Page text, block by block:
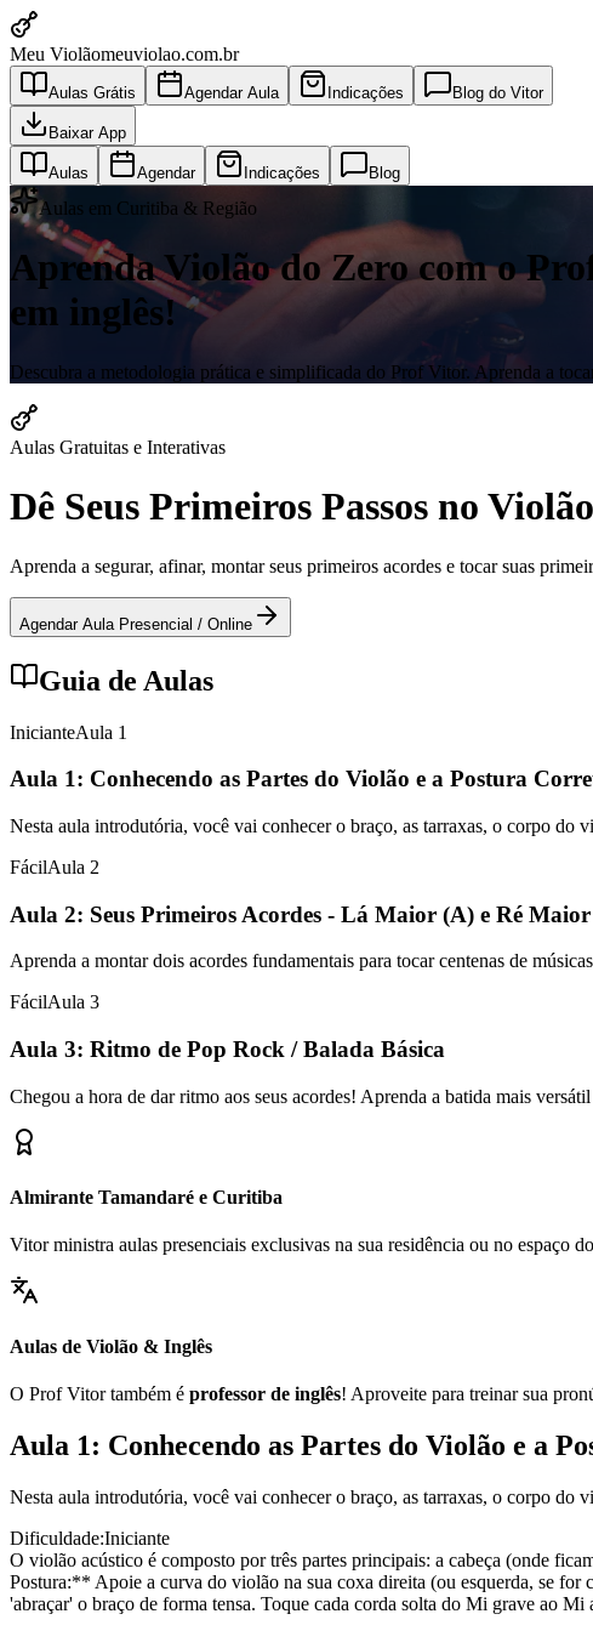
Meu Violãomeuviolao.com.br
Aulas Grátis Agendar Aula Indicações Blog do Vitor
Baixar App
Aulas Agendar Indicações Blog
Aulas em Curitiba & Região
Aprenda Violão do Zero com o
em inglês!
Descubra a metodologia prática e simplificada do Prof Vitor. Aprenda a
Aulas Gratuitas e Interativas
Dê Seus Primeiros Passos no
Aprenda a segurar, afinar, montar seus primeiros acordes e tocar suas
Agendar Aula Presencial / Online
Guia de Aulas
InicianteAula 1
Aula 1: Conhecendo as Partes do Violão e a Postura
Nesta aula introdutória, você vai conhecer o braço, as tarraxas, o corpo do
FácilAula 2
Aula 2: Seus Primeiros Acordes - Lá Maior (A) e Ré
Aprenda a montar dois acordes fundamentais para tocar centenas de
FácilAula 3
Aula 3: Ritmo de Pop Rock / Balada Básica
Chegou a hora de dar ritmo aos seus acordes! Aprenda a batida mais
Almirante Tamandaré e Curitiba
Vitor ministra aulas presenciais exclusivas na sua residência ou no espaço
Aulas de Violão & Inglês
O Prof Vitor também é professor de inglês! Aproveite para treinar sua
Aula 1: Conhecendo as Partes do Violão e a
Nesta aula introdutória, você vai conhecer o braço, as tarraxas, o corpo do
Dificuldade:Iniciante
O violão acústico é composto por três partes principais: a cabeça (onde
Postura:** Apoie a curva do violão na sua coxa direita (ou esquerda, se for
'abraçar' o braço de forma tensa. Toque cada corda solta do Mi grave ao